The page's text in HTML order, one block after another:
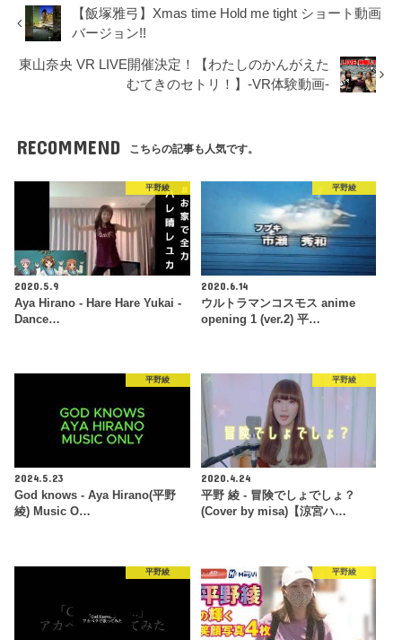
【飯塚雅弓】Xmas time Hold me tight ショート動画
バージョン!!
東山奈央 VR LIVE開催決定！【わたしのかんがえた
むてきのセトリ！】-VR体験動画-
RECOMMEND こちらの記事も人気です。
平野綾
2020.5.9
Aya Hirano - Hare Hare Yukai -
Dance…
平野綾
2020.6.14
ウルトラマンコスモス anime
opening 1 (ver.2) 平…
平野綾
2024.5.23
God knows - Aya Hirano(平野
綾) Music O…
平野綾
2020.4.24
平野 綾 - 冒険でしょでしょ？
(Cover by misa)【涼宮ハ…
平野綾 平野綾